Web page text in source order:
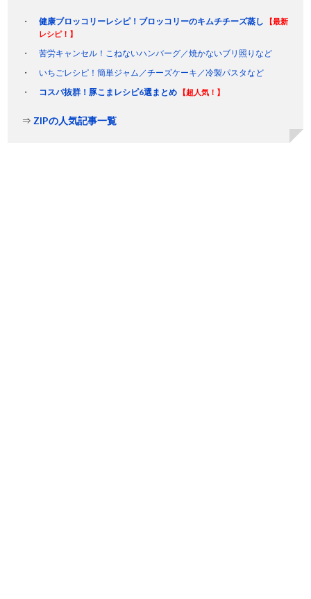
健康ブロッコリーレシピ！ブロッコリーのキムチチーズ蒸し
【最新
レシピ！】
苦労キャンセル！こねないハンバーグ／焼かないブリ照りなど
いちごレシピ！簡単ジャム／チーズケーキ／冷製パスタなど
コスパ抜群！豚こまレシピ6選まとめ
【超人気！】
⇒ ZIPの人気記事一覧